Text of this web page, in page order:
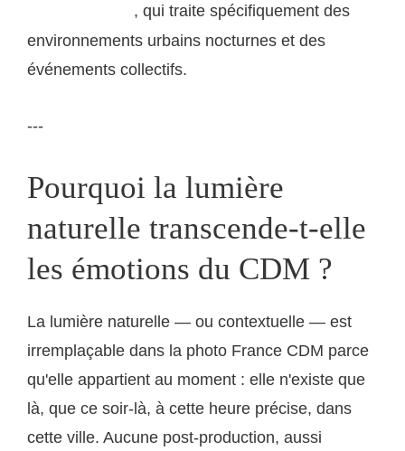
, qui traite spécifiquement des
environnements urbains nocturnes et des
événements collectifs.
---
Pourquoi la lumière
naturelle transcende-t-elle
les émotions du CDM ?
La lumière naturelle — ou contextuelle — est
irremplaçable dans la photo France CDM parce
qu'elle appartient au moment : elle n'existe que
là, que ce soir-là, à cette heure précise, dans
cette ville. Aucune post-production, aussi